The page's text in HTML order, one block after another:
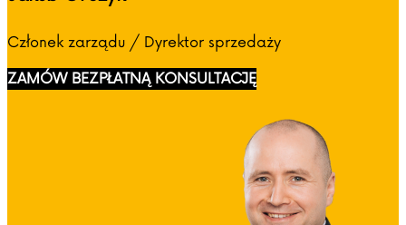
Członek zarządu / Dyrektor sprzedaży
ZAMÓW BEZPŁATNĄ KONSULTACJĘ